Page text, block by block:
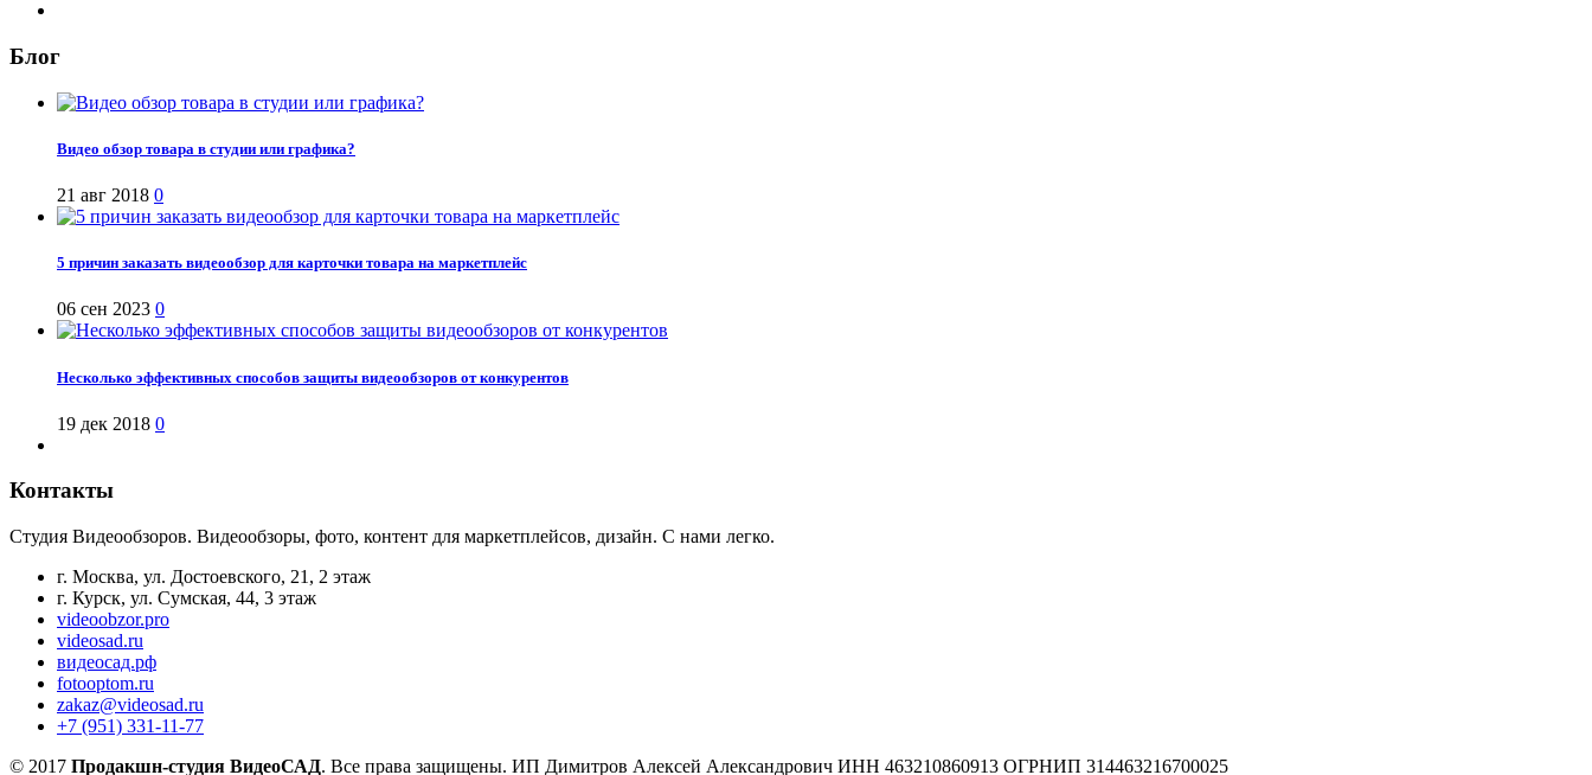
Блог
Видео обзор товара в студии или графика?
21 авг 2018 0
5 причин заказать видеообзор для карточки товара на маркетплейс
06 сен 2023 0
Несколько эффективных способов защиты видеообзоров от конкурентов
19 дек 2018 0
Контакты
Студия Видеообзоров. Видеообзоры, фото, контент для маркетплейсов, дизайн. С нами легко.
г. Москва, ул. Достоевского, 21, 2 этаж
г. Курск, ул. Сумская, 44, 3 этаж
videoobzor.pro
videosad.ru
видеосад.рф
fotooptom.ru
zakaz@videosad.ru
+7 (951) 331-11-77
© 2017 Продакшн-студия ВидеоСАД. Все права защищены. ИП Димитров Алексей Александрович ИНН 463210860913 ОГРНИП 314463216700025